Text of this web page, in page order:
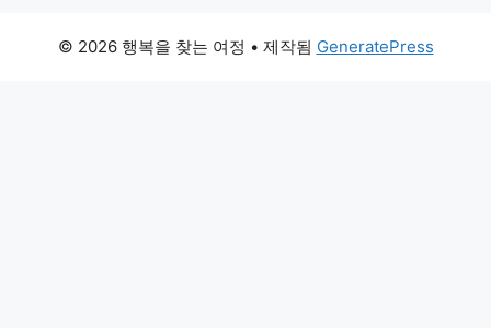
© 2026 행복을 찾는 여정 • 제작됨 GeneratePress